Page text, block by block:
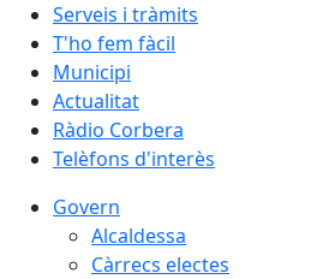
Serveis i tràmits
T'ho fem fàcil
Municipi
Actualitat
Ràdio Corbera
Telèfons d'interès
Govern
Alcaldessa
Càrrecs electes